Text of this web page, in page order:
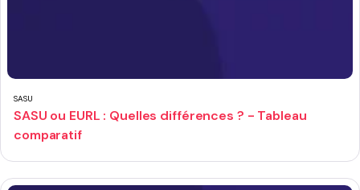
SASU
SASU ou EURL : Quelles différences ? - Tableau
comparatif